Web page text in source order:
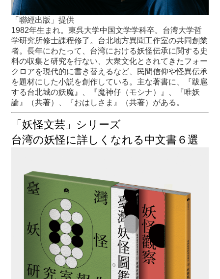
「聯經出版」提供
1982年生まれ。東呉大学中国文学学科卒。台湾大学哲
学研究所修士課程修了。台北地方異聞工作室の共同創業
者。長年にわたって、台湾における妖怪伝承に関する史
料の収集と研究を行ない、大衆文化とされてきたフォー
クロアを現代的に書き替えるなど、民間信仰や怪異伝承
を題材にした小説を創作している。主な著書に、『跋扈
する台北城の妖魔』、『魔神仔（モシナ）』、『唯妖
論』（共著）、『おはしさま』（共著）がある。
「妖怪文芸」シリーズ
台湾の妖怪に詳しくなれる中文書６選